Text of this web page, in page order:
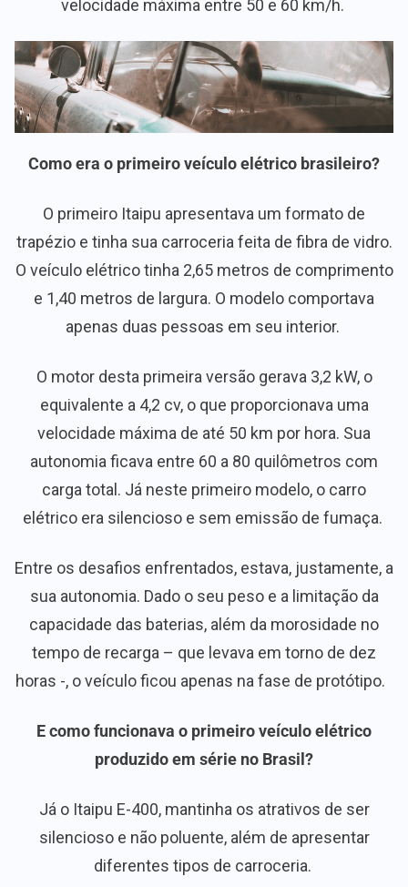
velocidade máxima entre 50 e 60 km/h.
Como era o primeiro veículo elétrico brasileiro?
O primeiro Itaipu apresentava um formato de
trapézio e tinha sua carroceria feita de fibra de vidro.
O veículo elétrico tinha 2,65 metros de comprimento
e 1,40 metros de largura. O modelo comportava
apenas duas pessoas em seu interior.
O motor desta primeira versão gerava 3,2 kW, o
equivalente a 4,2 cv, o que proporcionava uma
velocidade máxima de até 50 km por hora. Sua
autonomia ficava entre 60 a 80 quilômetros com
carga total. Já neste primeiro modelo, o carro
elétrico era silencioso e sem emissão de fumaça.
Entre os desafios enfrentados, estava, justamente, a
sua autonomia. Dado o seu peso e a limitação da
capacidade das baterias, além da morosidade no
tempo de recarga – que levava em torno de dez
horas -, o veículo ficou apenas na fase de protótipo.
E como funcionava o primeiro veículo elétrico
produzido em série no Brasil?
Já o Itaipu E-400, mantinha os atrativos de ser
silencioso e não poluente, além de apresentar
diferentes tipos de carroceria.